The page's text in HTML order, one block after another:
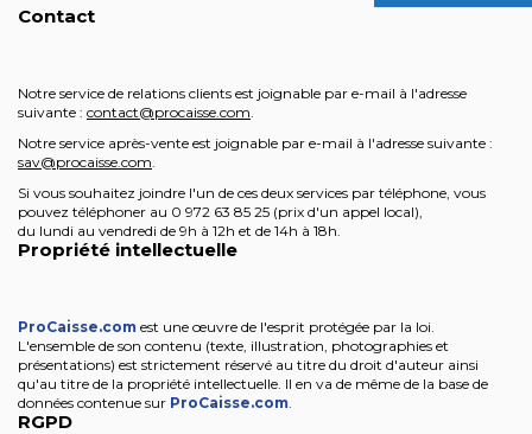
Contact
Notre service de relations clients est joignable par e-mail à l'adresse
suivante : contact@procaisse.com.
Notre service après-vente est joignable par e-mail à l'adresse suivante :
sav@procaisse.com.
Si vous souhaitez joindre l'un de ces deux services par téléphone, vous
pouvez téléphoner au 0 972 63 85 25 (prix d'un appel local),
du lundi au vendredi de 9h à 12h et de 14h à 18h.
Propriété intellectuelle
ProCaisse.com est une œuvre de l'esprit protégée par la loi.
L'ensemble de son contenu (texte, illustration, photographies et
présentations) est strictement réservé au titre du droit d'auteur ainsi
qu'au titre de la propriété intellectuelle. Il en va de même de la base de
données contenue sur ProCaisse.com
RGPD